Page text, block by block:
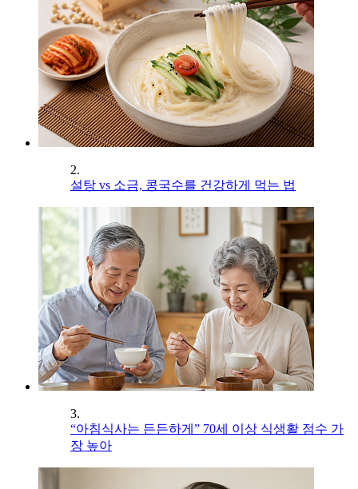
2.
설탕 vs 소금, 콩국수를 건강하게 먹는 법
3.
“아침식사는 든든하게” 70세 이상 식생활 점수 가
장 높아